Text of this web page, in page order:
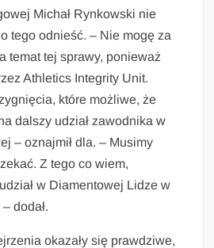
Michał Rynkowski nie
tego odnieść. – Nie mogę za
temat tej sprawy, ponieważ
Athletics Integrity Unit.
które możliwe, że
dalszy udział zawodnika w
– oznajmił dla. – Musimy
Z tego co wiem,
w Diamentowej Lidze w
dodał.
okazały się prawdziwe,